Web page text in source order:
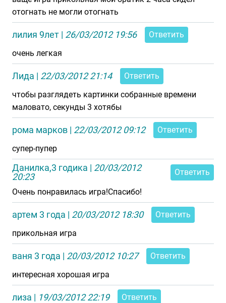
отогнать не могли отогнать
лилия 9лет | 26/03/2012 19:56
Ответить
очень легкая
Лида | 22/03/2012 21:14
Ответить
чтобы разглядеть картинки собранные времени
маловато, секунды 3 хотябы
рома марков | 22/03/2012 09:12
Ответить
супер-пупер
Данилка,3 годика | 20/03/2012
20:23
Ответить
Очень понравилась игра!Спасибо!
артем 3 года | 20/03/2012 18:30
Ответить
прикольная игра
ваня 3 года | 20/03/2012 10:27
Ответить
интересная хорошая игра
лиза | 19/03/2012 22:19
Ответить